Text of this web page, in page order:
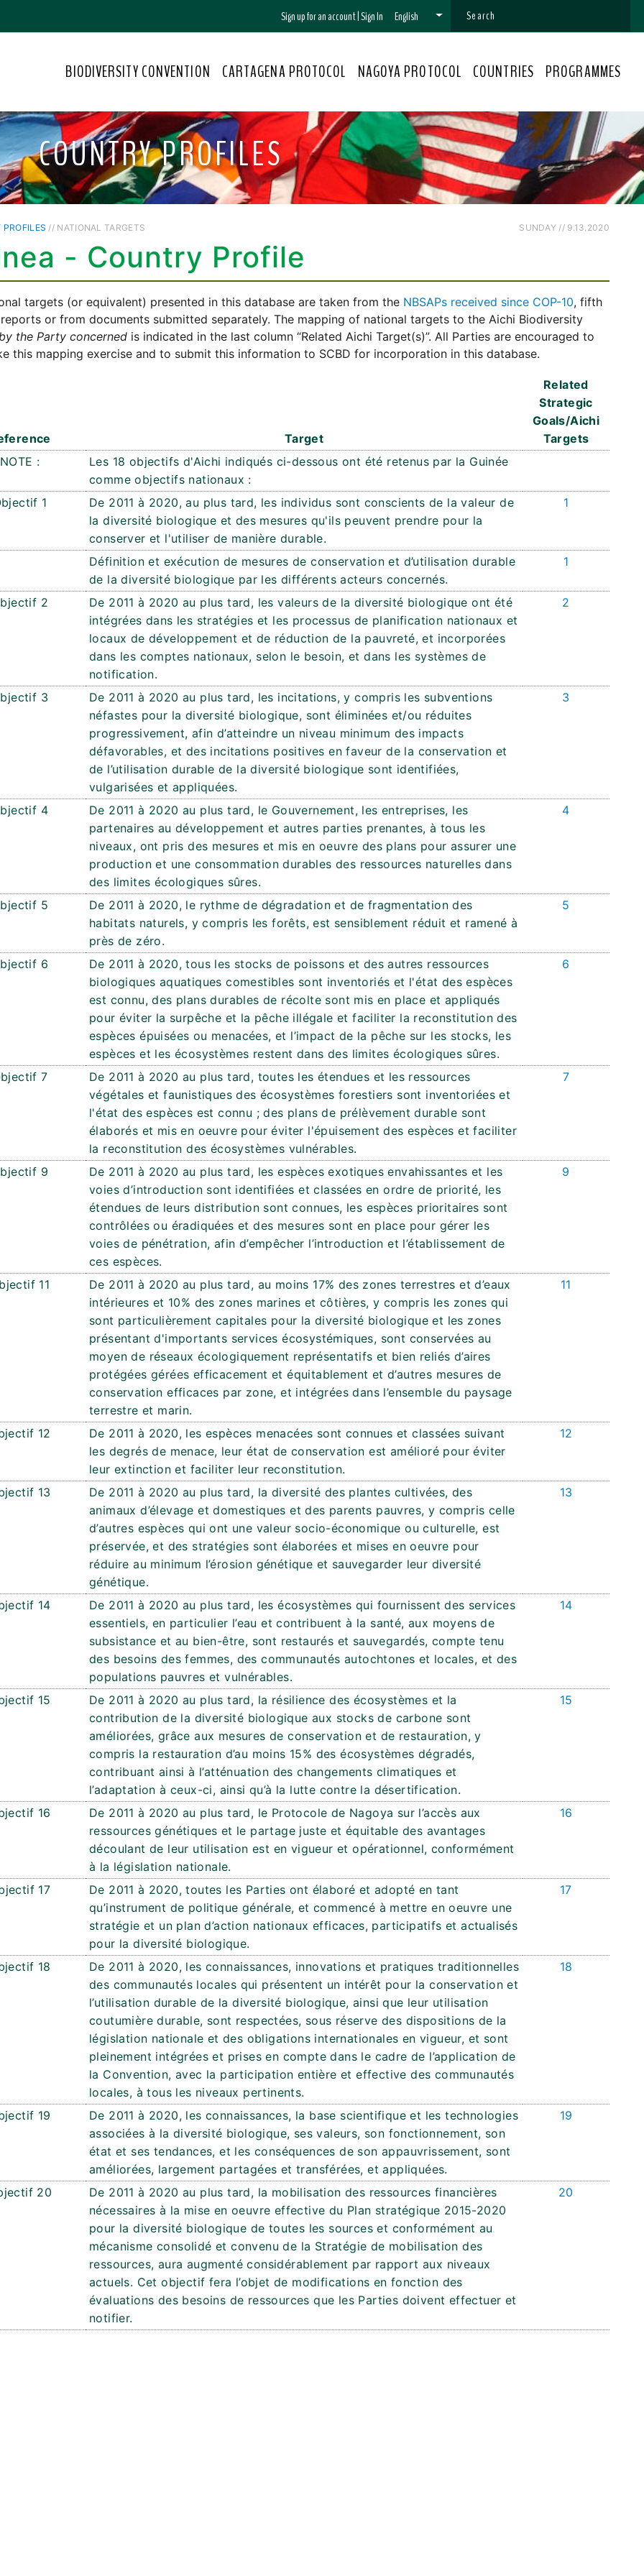
Sign up for an account|Sign In English
BIODIVERSITY CONVENTION CARTAGENA PROTOCOL NAGOYA PROTOCOL COUNTRIES PROGRAMMES
COUNTRY PROFILES
// NATIONAL TARGETS SUNDAY // 9.13.2020
- Country Profile
targets (or equivalent) presented in this database are taken from the NBSAPs received since COP-10, fifth
or from documents submitted separately. The mapping of national targets to the Aichi Biodiversity
the Party concerned is indicated in the last column “Related Aichi Target(s)”. All Parties are encouraged to
this mapping exercise and to submit this information to SCBD for incorporation in this database.
Target
Related
Strategic
Goals/Aichi
Targets
NOTE :
Les 18 objectifs d'Aichi indiqués ci-dessous ont été retenus par la Guinée
comme objectifs nationaux :
1
De 2011 à 2020, au plus tard, les individus sont conscients de la valeur de
la diversité biologique et des mesures qu'ils peuvent prendre pour la
conserver et l'utiliser de manière durable.
1
Définition et exécution de mesures de conservation et d’utilisation durable
de la diversité biologique par les différents acteurs concernés.
1
2
De 2011 à 2020 au plus tard, les valeurs de la diversité biologique ont été
intégrées dans les stratégies et les processus de planification nationaux et
locaux de développement et de réduction de la pauvreté, et incorporées
dans les comptes nationaux, selon le besoin, et dans les systèmes de
notification.
2
3
De 2011 à 2020 au plus tard, les incitations, y compris les subventions
néfastes pour la diversité biologique, sont éliminées et/ou réduites
progressivement, afin d’atteindre un niveau minimum des impacts
défavorables, et des incitations positives en faveur de la conservation et
de l’utilisation durable de la diversité biologique sont identifiées,
vulgarisées et appliquées.
3
4
De 2011 à 2020 au plus tard, le Gouvernement, les entreprises, les
partenaires au développement et autres parties prenantes, à tous les
niveaux, ont pris des mesures et mis en oeuvre des plans pour assurer une
production et une consommation durables des ressources naturelles dans
des limites écologiques sûres.
4
5
De 2011 à 2020, le rythme de dégradation et de fragmentation des
habitats naturels, y compris les forêts, est sensiblement réduit et ramené à
près de zéro.
5
6
De 2011 à 2020, tous les stocks de poissons et des autres ressources
biologiques aquatiques comestibles sont inventoriés et l'état des espèces
est connu, des plans durables de récolte sont mis en place et appliqués
pour éviter la surpêche et la pêche illégale et faciliter la reconstitution des
espèces épuisées ou menacées, et l’impact de la pêche sur les stocks, les
espèces et les écosystèmes restent dans des limites écologiques sûres.
6
7
De 2011 à 2020 au plus tard, toutes les étendues et les ressources
végétales et faunistiques des écosystèmes forestiers sont inventoriées et
l'état des espèces est connu ; des plans de prélèvement durable sont
élaborés et mis en oeuvre pour éviter l'épuisement des espèces et faciliter
la reconstitution des écosystèmes vulnérables.
7
9
De 2011 à 2020 au plus tard, les espèces exotiques envahissantes et les
voies d’introduction sont identifiées et classées en ordre de priorité, les
étendues de leurs distribution sont connues, les espèces prioritaires sont
contrôlées ou éradiquées et des mesures sont en place pour gérer les
voies de pénétration, afin d’empêcher l’introduction et l’établissement de
ces espèces.
9
11
De 2011 à 2020 au plus tard, au moins 17% des zones terrestres et d’eaux
intérieures et 10% des zones marines et côtières, y compris les zones qui
sont particulièrement capitales pour la diversité biologique et les zones
présentant d'importants services écosystémiques, sont conservées au
moyen de réseaux écologiquement représentatifs et bien reliés d’aires
protégées gérées efficacement et équitablement et d’autres mesures de
conservation efficaces par zone, et intégrées dans l’ensemble du paysage
terrestre et marin.
11
12
De 2011 à 2020, les espèces menacées sont connues et classées suivant
les degrés de menace, leur état de conservation est amélioré pour éviter
leur extinction et faciliter leur reconstitution.
12
13
De 2011 à 2020 au plus tard, la diversité des plantes cultivées, des
animaux d’élevage et domestiques et des parents pauvres, y compris celle
d’autres espèces qui ont une valeur socio-économique ou culturelle, est
préservée, et des stratégies sont élaborées et mises en oeuvre pour
réduire au minimum l’érosion génétique et sauvegarder leur diversité
génétique.
13
14
De 2011 à 2020 au plus tard, les écosystèmes qui fournissent des services
essentiels, en particulier l’eau et contribuent à la santé, aux moyens de
subsistance et au bien-être, sont restaurés et sauvegardés, compte tenu
des besoins des femmes, des communautés autochtones et locales, et des
populations pauvres et vulnérables.
14
15
De 2011 à 2020 au plus tard, la résilience des écosystèmes et la
contribution de la diversité biologique aux stocks de carbone sont
améliorées, grâce aux mesures de conservation et de restauration, y
compris la restauration d’au moins 15% des écosystèmes dégradés,
contribuant ainsi à l’atténuation des changements climatiques et
l’adaptation à ceux-ci, ainsi qu’à la lutte contre la désertification.
15
16
De 2011 à 2020 au plus tard, le Protocole de Nagoya sur l’accès aux
ressources génétiques et le partage juste et équitable des avantages
découlant de leur utilisation est en vigueur et opérationnel, conformément
à la législation nationale.
16
17
De 2011 à 2020, toutes les Parties ont élaboré et adopté en tant
qu’instrument de politique générale, et commencé à mettre en oeuvre une
stratégie et un plan d’action nationaux efficaces, participatifs et actualisés
pour la diversité biologique.
17
18
De 2011 à 2020, les connaissances, innovations et pratiques traditionnelles
des communautés locales qui présentent un intérêt pour la conservation et
l’utilisation durable de la diversité biologique, ainsi que leur utilisation
coutumière durable, sont respectées, sous réserve des dispositions de la
législation nationale et des obligations internationales en vigueur, et sont
pleinement intégrées et prises en compte dans le cadre de l’application de
la Convention, avec la participation entière et effective des communautés
locales, à tous les niveaux pertinents.
18
19
De 2011 à 2020, les connaissances, la base scientifique et les technologies
associées à la diversité biologique, ses valeurs, son fonctionnement, son
état et ses tendances, et les conséquences de son appauvrissement, sont
améliorées, largement partagées et transférées, et appliquées.
19
20
De 2011 à 2020 au plus tard, la mobilisation des ressources financières
nécessaires à la mise en oeuvre effective du Plan stratégique 2015-2020
pour la diversité biologique de toutes les sources et conformément au
mécanisme consolidé et convenu de la Stratégie de mobilisation des
ressources, aura augmenté considérablement par rapport aux niveaux
actuels. Cet objectif fera l’objet de modifications en fonction des
évaluations des besoins de ressources que les Parties doivent effectuer et
notifier.
20